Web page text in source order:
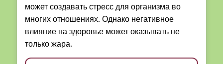
может создавать стресс для организма во
многих отношениях. Однако негативное
влияние на здоровье может оказывать не
только жара.